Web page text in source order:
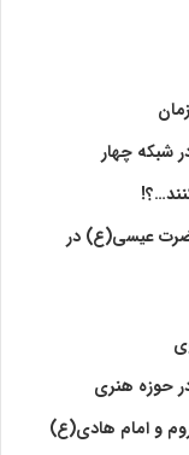
شبکه چهار
عیسی(ع) در
حوزه هنری
و امام هادی(ع)